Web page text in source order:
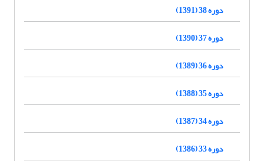
دوره 38 (1391)
دوره 37 (1390)
دوره 36 (1389)
دوره 35 (1388)
دوره 34 (1387)
دوره 33 (1386)